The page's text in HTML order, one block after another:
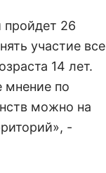
пройдет 26
участие все
14 лет.
мнение по
можно на
-